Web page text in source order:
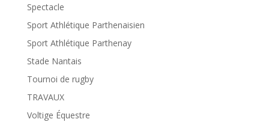
Spectacle
Sport Athlétique Parthenaisien
Sport Athlétique Parthenay
Stade Nantais
Tournoi de rugby
TRAVAUX
Voltige Équestre